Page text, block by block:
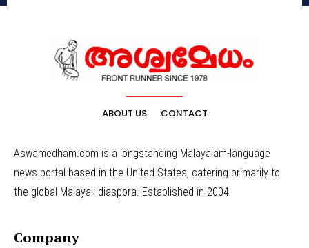
ABOUT US CONTACT
Aswamedham.com is a longstanding Malayalam-language
news portal based in the United States, catering primarily to
the global Malayali diaspora. Established in 2004
Company